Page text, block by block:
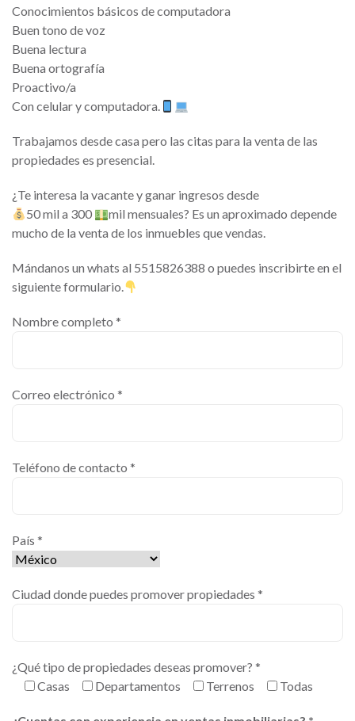
Conocimientos básicos de computadora
Buen tono de voz
Buena lectura
Buena ortografía
Proactivo/a
Con celular y computadora.
Trabajamos desde casa pero las citas para la venta de las
propiedades es presencial.
¿Te interesa la vacante y ganar ingresos desde
50 mil a 300
mil mensuales? Es un aproximado depende
mucho de la venta de los inmuebles que vendas.
Mándanos un whats al 5515826388 o puedes inscribirte en el
siguiente formulario.
Nombre completo *
Correo electrónico *
Teléfono de contacto *
País *
Ciudad donde puedes promover propiedades *
¿Qué tipo de propiedades deseas promover? *
Casas
Departamentos Terrenos Todas